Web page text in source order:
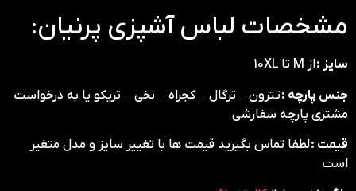
مشخصات لباس آشپزی پرنیان:
سایز :از M تا 10XL
جنس پارچه :تترون – ترگال – کجراه – نخی – تریکو یا به درخواست
مشتری پارچه سفارشی
قیمت :لطفا تماس بگیرید قیمت ها با تغییر سایز و مدل متغیر
است